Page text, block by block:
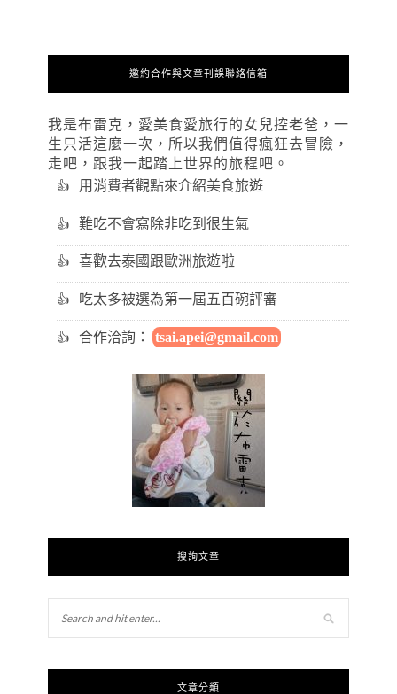
邀約合作與文章刊誤聯絡信箱
我是布雷克，愛美食愛旅行的女兒控老爸，一
生只活這麼一次，所以我們值得瘋狂去冒險，
走吧，跟我一起踏上世界的旅程吧。
用消費者觀點來介紹美食旅遊
難吃不會寫除非吃到很生氣
喜歡去泰國跟歐洲旅遊啦
吃太多被選為第一屆五百碗評審
合作洽詢： tsai.apei@gmail.com
搜詢文章
文章分類